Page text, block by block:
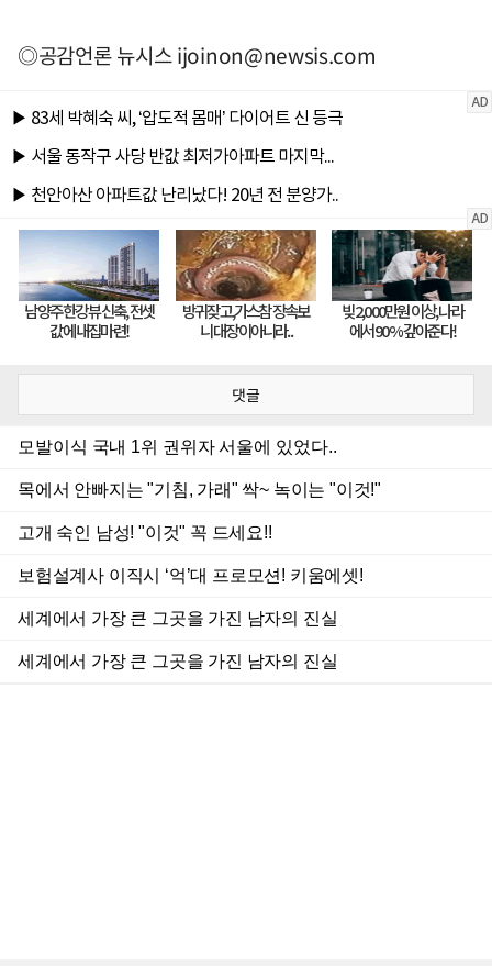
◎공감언론 뉴시스ijoinon@newsis.com
댓글